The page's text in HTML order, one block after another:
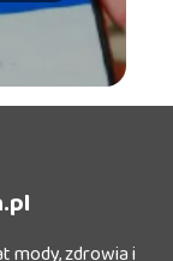
mody, zdrowia i